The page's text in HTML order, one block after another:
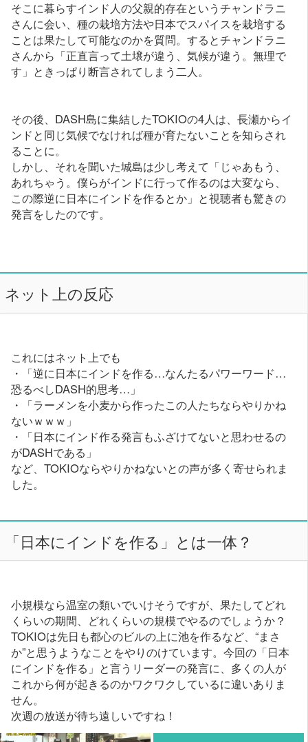
そこに暮らすインド人の父親的存在というチャンドラニ
さんに会い、種の栽培方法や日本でスパイスを栽培する
ことは果たして可能なのかを質問。するとチャンドラニ
さんから「正直言って土壌が違う、気候が違う。無理で
す」ときっぱり断言されてしまう二人。
その後、DASH島に集結したTOKIOの4人は、長瀬からイ
ンドと同じ気候でなければ種が育たないことを知らされ
ることに。
しかし、それを聞いた城島は少し考えて「じゃあもう、
あれちゃう。僕らがインドに行って作るのは大変なら、
この際逆に日本にインドを作るとか」と視聴者も驚きの
発言をしたのです。
ネット上の反応
これにはネット上でも
・「逆に日本にインドを作る…なんたるパワーワード…
恐るべしDASH的思考…」
・「ラーメンを小麦から作ったこの人たちならやりかね
ないｗｗｗ」
・「日本にインド作る発言もふざけてないと思わせるの
がDASHである」
など、TOKIOならやりかねないとの声が多く寄せられま
した。
「日本にインドを作る」とは一体？
小規模なら温室の類いでいけそうですが、果たしてどれ
くらいの期間、どれくらいの規模でやるのでしょうか？
TOKIOは先日も都心のビルの上に池を作るなど、“まさ
か”と思うようなことをやりのけています。今回の「日本
にインドを作る」と言うリーダーの発言に、多くの人が
これから何が起きるのかワクワクしているに違いありま
せん。
次週の放送が待ち遠しいですね！